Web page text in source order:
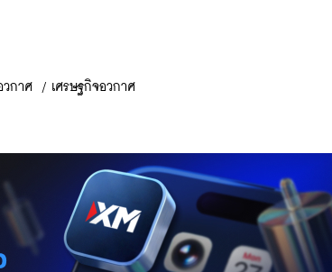
วกาศ / เศรษฐกิจอวกาศ